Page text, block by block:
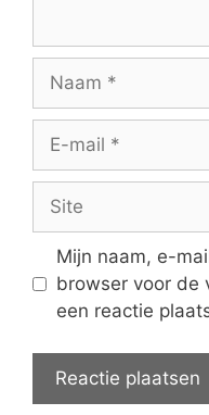
Naam
Site
Mijn naam, e-
browser voor de
een reactie